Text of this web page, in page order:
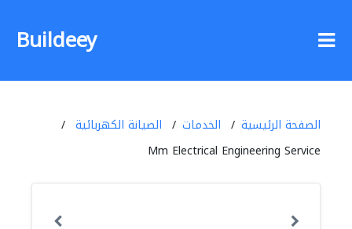
Buildeey
الصفحة الرئيسية الخدمات
الصيانة الكهربائية
Mm Electrical Engineering Service